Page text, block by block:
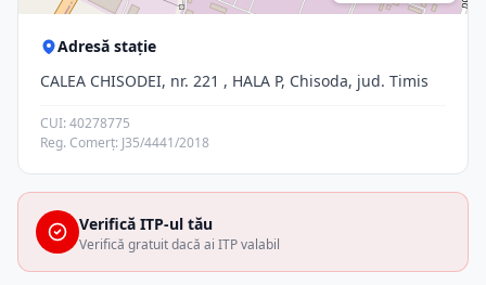
Adresă stație
CALEA CHISODEI, nr. 221 , HALA P, Chisoda, jud. Timis
CUI: 40278775
Reg. Comerț: J35/4441/2018
Verifică ITP-ul tău
Verifică gratuit dacă ai ITP valabil